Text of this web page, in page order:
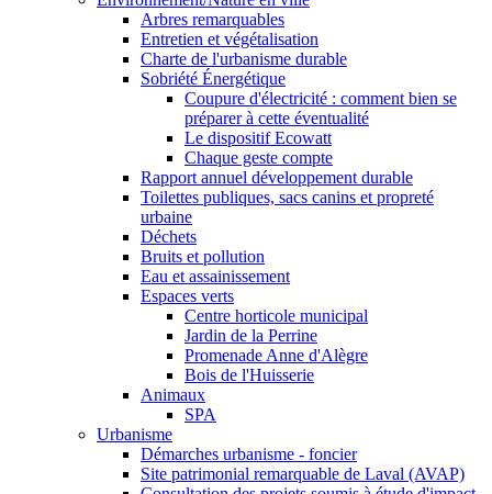
Arbres remarquables
Entretien et végétalisation
Charte de l'urbanisme durable
Sobriété Énergétique
Coupure d'électricité : comment bien se
préparer à cette éventualité
Le dispositif Ecowatt
Chaque geste compte
Rapport annuel développement durable
Toilettes publiques, sacs canins et propreté
urbaine
Déchets
Bruits et pollution
Eau et assainissement
Espaces verts
Centre horticole municipal
Jardin de la Perrine
Promenade Anne d'Alègre
Bois de l'Huisserie
Animaux
SPA
Urbanisme
Démarches urbanisme - foncier
Site patrimonial remarquable de Laval (AVAP)